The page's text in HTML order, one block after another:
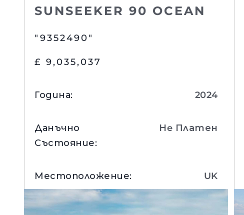
SUNSEEKER 90 OCEAN
"9352490"
£ 9,035,037
Година: 2024
Данъчно
Състояние:
Нe Платен
Местоположение: UK
Вижте Детайли